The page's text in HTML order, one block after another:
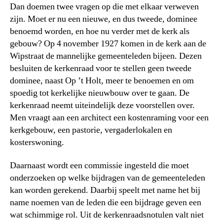
Dan doemen twee vragen op die met elkaar verweven
zijn. Moet er nu een nieuwe, en dus tweede, dominee
benoemd worden, en hoe nu verder met de kerk als
gebouw? Op 4 november 1927 komen in de kerk aan de
Wipstraat de mannelijke gemeenteleden bijeen. Dezen
besluiten de kerkenraad voor te stellen geen tweede
dominee, naast Op ’t Holt, meer te benoemen en om
spoedig tot kerkelijke nieuwbouw over te gaan. De
kerkenraad neemt uiteindelijk deze voorstellen over.
Men vraagt aan een architect een kostenraming voor een
kerkgebouw, een pastorie, vergaderlokalen en
kosterswoning.
Daarnaast wordt een commissie ingesteld die moet
onderzoeken op welke bijdragen van de gemeenteleden
kan worden gerekend. Daarbij speelt met name het bij
name noemen van de leden die een bijdrage geven een
wat schimmige rol. Uit de kerkenraadsnotulen valt niet